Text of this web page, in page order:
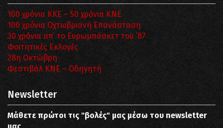
100 χρόνια ΚΚΕ – 50 χρόνια ΚΝΕ
100 χρόνια Οχτωβριανή Επανάσταση
30 χρόνια απ’ το Ευρωμπάσκετ του ΄87
Φοιτητικές Εκλογές
28η Οκτώβρη
Φεστιβάλ ΚΝΕ – Οδηγητή
Newsletter
Μάθετε πρώτοι τις "βολές" μας μέσω του newsletter